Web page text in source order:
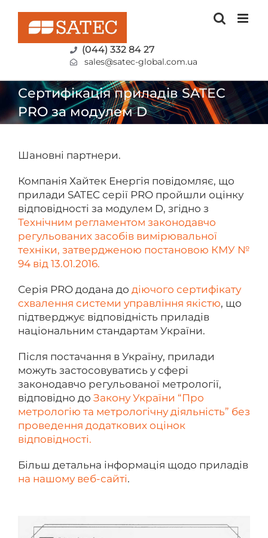
content
(044) 332 84 27
sales@satec-global.com.ua
Сертифікація приладів SATEC
PRO за модулем D
Шановні партнери.
Компанія Хайтек Енергія повідомляє, що
прилади SATEC серії PRO пройшли оцінку
відповідності за модулем D, згідно з
Технічним регламентом законодавчо
регульованих засобів вимірювальної
техніки, затвердженою постановою КМУ №
94 від 13.01.2016.
Серія PRO додана до діючого сертифікату
схвалення системи управління якістю, що
підтверджує відповідність приладів
національним стандартам України.
Після постачання в Україну, прилади
можуть застосовуватись у сфері
законодавчо регульованої метрології,
відповідно до Закону України “Про
метрологію та метрологічну діяльність” без
проведення додаткових оцінок
відповідності.
Більш детальна інформація щодо приладів
на нашому веб-сайті.